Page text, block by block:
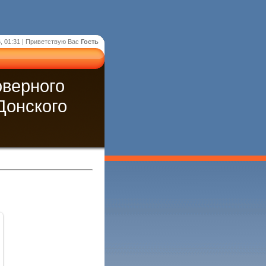
01:31 | Приветствую Вас Гость